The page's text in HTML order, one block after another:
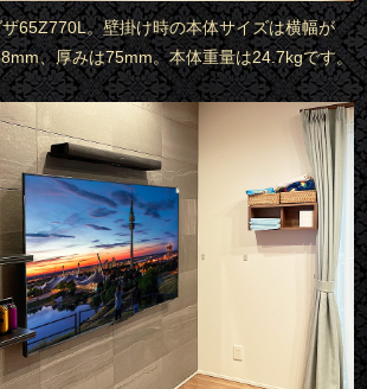
65Z770L。壁掛け時の本体サイズは横幅が
、厚みは75mm。本体重量は24.7kgです。